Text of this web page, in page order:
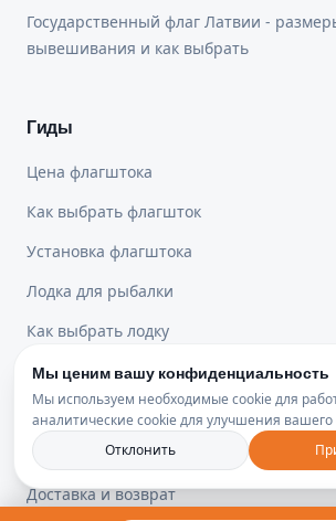
Государственный флаг Латвии -
вывешивания и как выбрать
Гиды
Цена флагштока
Как выбрать флагшток
Установка флагштока
Лодка для рыбалки
Как выбрать лодку
Юридическая информация
Политика конфиденциальности
Доставка и возврат
Мы ценим вашу конфиденциальность
Мы используем необходимые cookie для
аналитические cookie для улучшения вашего
Политика конфиденциальности
Отклонить